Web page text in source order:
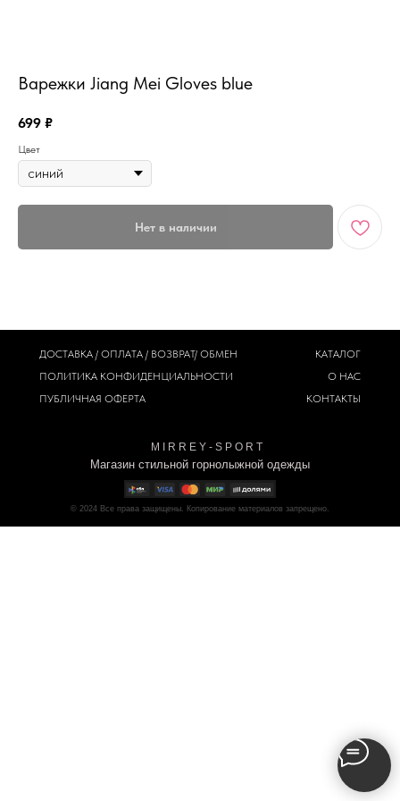
Варежки Jiang Mei Gloves blue
699 ₽
Цвет
Нет в наличии
M I R R E Y - S P O R T
Магазин стильной горнолыжной одежды
© 2024 Все права защищены. Копирование материалов запрещено.
ДОСТАВКА / ОПЛАТА / ВОЗВРАТ/ ОБМЕН
ПОЛИТИКА КОНФИДЕНЦИАЛЬНОСТИ
ПУБЛИЧНАЯ ОФЕРТА
КАТАЛОГ
О НАС
КОНТАКТЫ